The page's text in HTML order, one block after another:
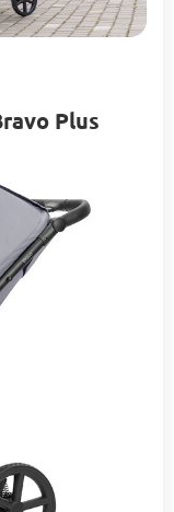
Plus